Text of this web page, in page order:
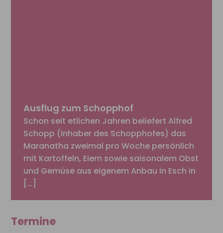
Ausflug zum Schopphof
Schon seit etlichen Jahren beliefert Alfred
Schopp (Inhaber des Schopphofes) das
Maranatha zweimal pro Woche persönlich
mit Kartoffeln, Eiern sowie saisonalem Obst
und Gemüse aus eigenem Anbau in Esch in
[…]
Termine